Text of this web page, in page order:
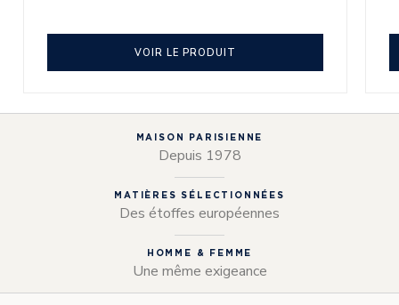
VOIR LE PRODUIT
MAISON PARISIENNE
Depuis 1978
MATIÈRES SÉLECTIONNÉES
Des étoffes européennes
HOMME & FEMME
Une même exigeance